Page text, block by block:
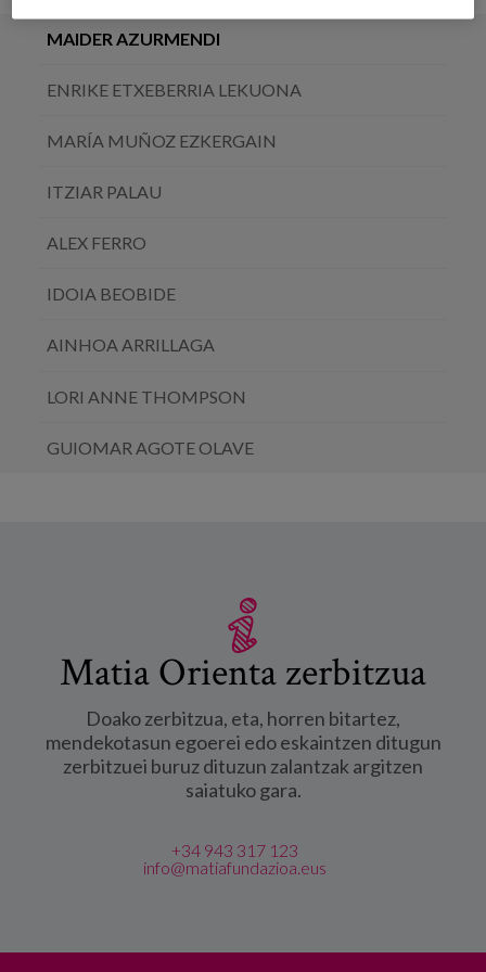
MAIDER AZURMENDI
ENRIKE ETXEBERRIA LEKUONA
MARÍA MUÑOZ EZKERGAIN
ITZIAR PALAU
ALEX FERRO
IDOIA BEOBIDE
AINHOA ARRILLAGA
LORI ANNE THOMPSON
GUIOMAR AGOTE OLAVE
Matia Orienta zerbitzua
Doako zerbitzua, eta, horren bitartez,
mendekotasun egoerei edo eskaintzen ditugun
zerbitzuei buruz dituzun zalantzak argitzen
saiatuko gara.
+34 943 317 123
info@matiafundazioa.eus